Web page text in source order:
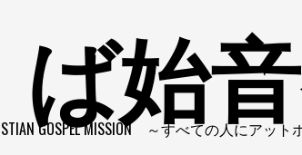
始
GOSPEL MISSION ～すべての人にアッ